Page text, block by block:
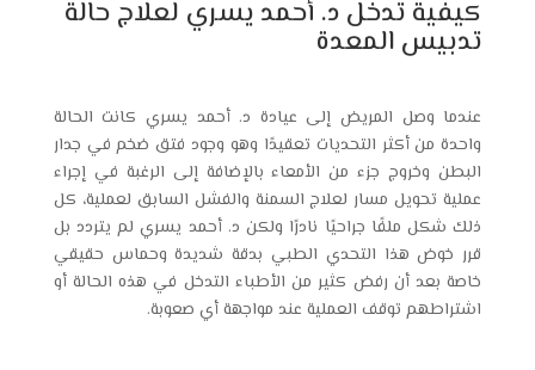
كيفية تدخل د. أحمد يسري لعلاج حالة
تدبيس المعدة
عندما وصل المريض إلى عيادة د. أحمد يسري كانت الحالة
واحدة من أكثر التحديات تعقيدًا وهو وجود فتق ضخم في جدار
البطن وخروج جزء من الأمعاء بالإضافة إلى الرغبة في إجراء
عملية تحويل مسار لعلاج السمنة والفشل السابق لعملية، كل
ذلك شكل ملفًا جراحيًا نادرًا ولكن د. أحمد يسري لم يتردد بل
قرر خوض هذا التحدي الطبي بدقة شديدة وحماس حقيقي
خاصة بعد أن رفض كثير من الأطباء التدخل في هذه الحالة أو
اشتراطهم توقف العملية عند مواجهة أي صعوبة.